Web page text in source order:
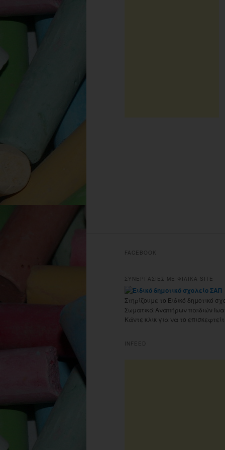
FACEBOOK
ΣΥΝΕΡΓΑΣΙΕΣ ΜΕ ΦΙΛΙΚΑ SITE
Στηρίζουμε το Ειδικό δημοτικό
Σωματικά Αναπήρων παιδιών
Κάντε κλικ για να το
INFEED